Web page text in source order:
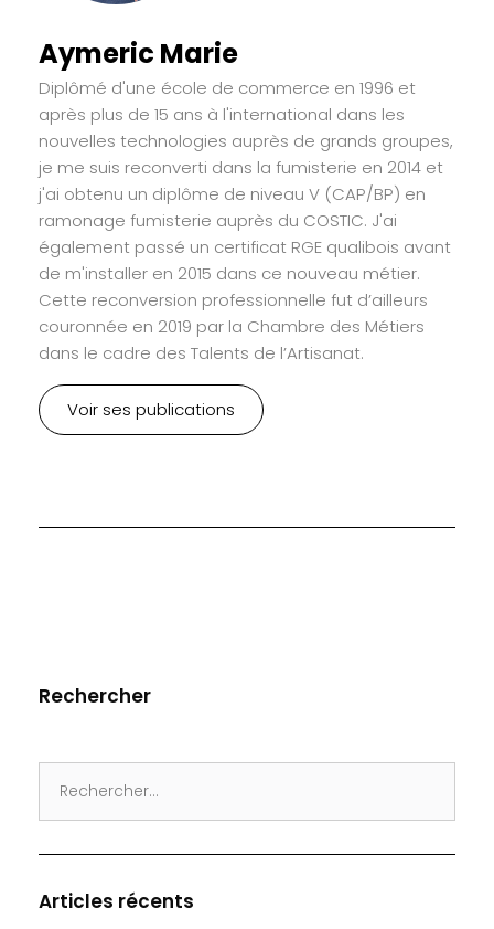
Aymeric Marie
Diplômé d'une école de commerce en 1996 et
après plus de 15 ans à l'international dans les
nouvelles technologies auprès de grands groupes,
je me suis reconverti dans la fumisterie en 2014 et
j'ai obtenu un diplôme de niveau V (CAP/BP) en
ramonage fumisterie auprès du COSTIC. J'ai
également passé un certificat RGE qualibois avant
de m'installer en 2015 dans ce nouveau métier.
Cette reconversion professionnelle fut d’ailleurs
couronnée en 2019 par la Chambre des Métiers
dans le cadre des Talents de l’Artisanat.
Voir ses publications
Rechercher
for:
Articles récents